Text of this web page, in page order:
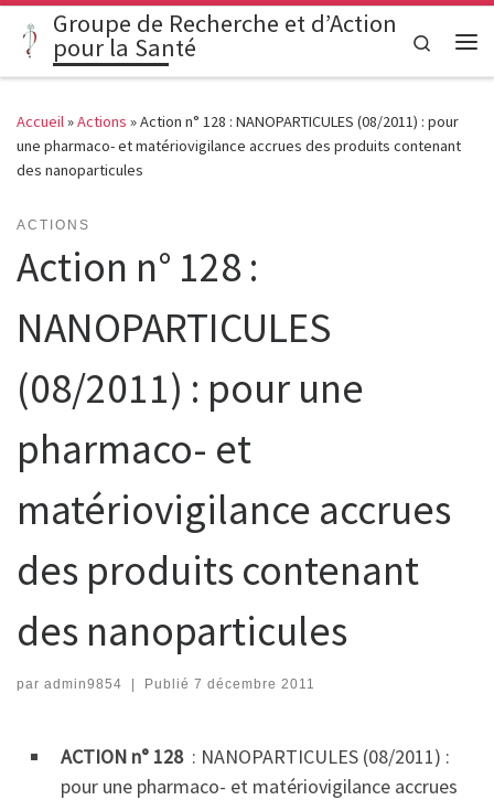
Passer au contenu
Groupe de Recherche et d’Action
pour la Santé
Search
Accueil»Actions »Action n° 128 : NANOPARTICULES (08/2011) : pour
une pharmaco- et matériovigilance accrues des produits contenant
des nanoparticules
ACTIONS
Action n° 128 :
NANOPARTICULES
(08/2011) : pour une
pharmaco- et
matériovigilance accrues
des produits contenant
des nanoparticules
par admin9854 Publié 7 décembre 2011
ACTION n° 128 : NANOPARTICULES (08/2011) :
pour une pharmaco- et matériovigilance accrues